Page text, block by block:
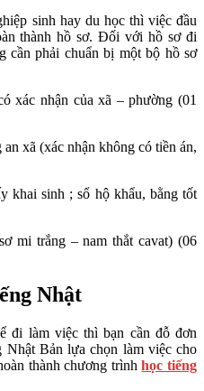
sinh hay du học thì việc đầu
thành hồ sơ. Đối với hồ sơ đi
cần phải chuẩn bị một bộ hồ sơ
xác nhận của xã – phường (01
xã (xác nhận không có tiền án,
khai sinh ; sổ hộ khẩu, bằng tốt
mi trắng – nam thắt cavat) (06
Nhật
đi làm việc thì bạn cần đỗ đơn
Nhật Bản lựa chọn làm việc cho
thành chương trìnhhọc tiếng